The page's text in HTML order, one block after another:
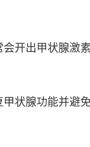
开出甲状腺激
状腺功能并避